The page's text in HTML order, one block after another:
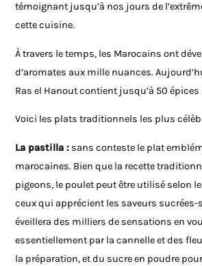
témoignant jusqu’à nos jours de
cette cuisine.
À travers le temps, les Marocains ont
d’aromates aux mille nuances.
Ras el Hanout contient jusqu’à 50
Voici les plats traditionnels les plus
La pastilla : sans conteste le plat
marocaines. Bien que la recette
pigeons, le poulet peut être utilisé selon
ceux qui apprécient les saveurs sucrées-
éveillera des milliers de sensations en
essentiellement par la cannelle et des
la préparation, et du sucre en poudre